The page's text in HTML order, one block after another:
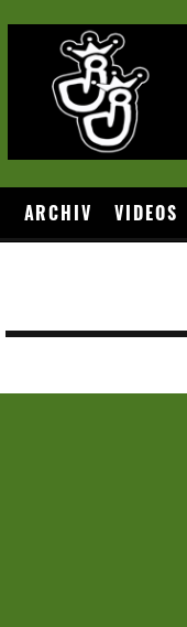
ARCHIV VIDEOS